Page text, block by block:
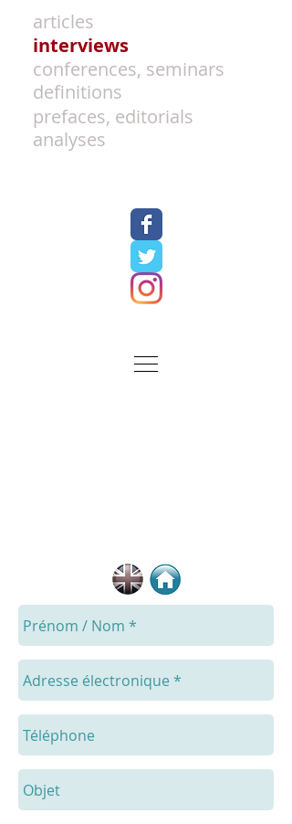
articles
interviews
conferences, seminars
definitions
prefaces, editorials
analyses